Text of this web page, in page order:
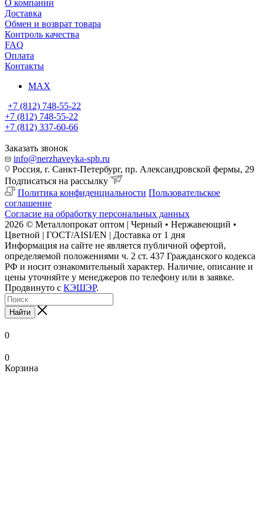
О компании
Доставка
Обмен и возврат товара
Контроль качества
FAQ
Оплата
Контакты
MAX
+7 (812) 748-55-22
+7 (812) 748-55-22
+7 (812) 337-60-66
Заказать звонок
info@nerzhaveyka-spb.ru
Россия, г. Санкт-Петербург, пр. Александровской фермы, 29
Подписаться на рассылку
Политика конфиденциальности Пользовательское
соглашение
Согласие на обработку персональных данных
2026 © Металлопрокат оптом | Черный • Нержавеющий •
Цветной | ГОСТ/AISI/EN | Доставка от 1 дня
Информация на сайте не является публичной офертой,
определяемой положениями ч. 2 ст. 437 Гражданского кодекса
РФ и носит ознакомительный характер. Наличие, описание и
цены уточняйте у менеджеров по телефону или в заявке.
Продвинуто с КЭШЭР.
Найти
0
0
Корзина